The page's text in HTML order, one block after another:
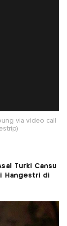
via video call
Turki Cansu
Hangestri di